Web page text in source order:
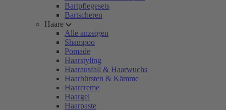
Bartpflegesets
Bartscheren
Haare
Alle anzeigen
Shampoo
Pomade
Haarstyling
Haarausfall & Haarwuchs
Haarbürsten & Kämme
Haarcreme
Haargel
Haarpaste